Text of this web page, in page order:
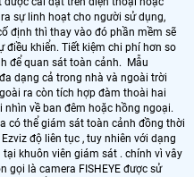
sự linh hoạt cho người sử dụng,
định thì thay vào đó phần mềm sẽ
điều khiển. Tiết kiệm chi phí hơn so
để quan sát toàn cảnh. Mẫu
dạng cả trong nhà và ngoài trời
ra còn tích hợp đàm thoài hai
nhìn về ban đêm hoặc hồng ngoại.
có thể giám sát toàn cảnh đồng thời
độ liên tục , tuy nhiên với dạng
khuôn viên giám sát . chính vì vây
gọi là camera FISHEYE được sử